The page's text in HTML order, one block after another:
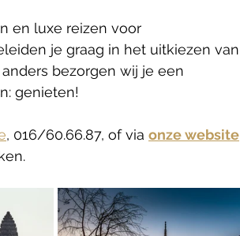
en luxe reizen voor
je graag in het uitkiezen van
bezorgen wij je een
genieten!
, 016/60.66.87, of via onze website